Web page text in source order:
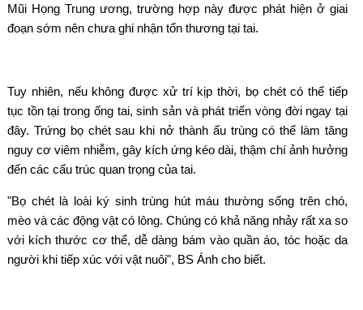
Mũi Họng Trung ương, trường hợp này được phát hiện ở giai
đoạn sớm nên chưa ghi nhận tổn thương tại tai.
Tuy nhiên, nếu không được xử trí kịp thời, bọ chét có thể tiếp
tục tồn tại trong ống tai, sinh sản và phát triển vòng đời ngay tại
đây. Trứng bọ chét sau khi nở thành ấu trùng có thể làm tăng
nguy cơ viêm nhiễm, gây kích ứng kéo dài, thậm chí ảnh hưởng
đến các cấu trúc quan trọng của tai.
"Bọ chét là loài ký sinh trùng hút máu thường sống trên chó,
mèo và các động vật có lông. Chúng có khả năng nhảy rất xa so
với kích thước cơ thể, dễ dàng bám vào quần áo, tóc hoặc da
người khi tiếp xúc với vật nuôi", BS Ánh cho biết.